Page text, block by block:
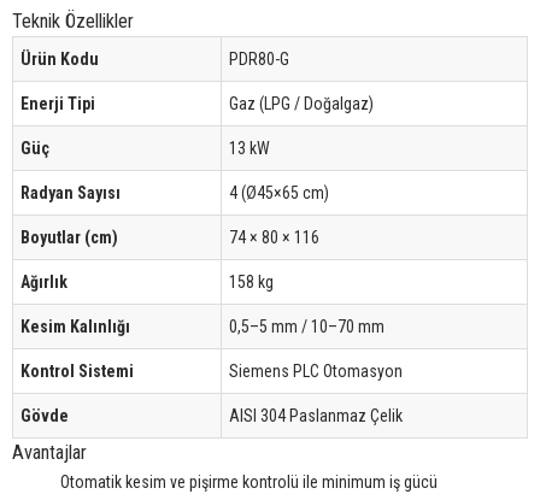
Teknik Özellikler
Ürün Kodu PDR80-G
Enerji Tipi Gaz (LPG / Doğalgaz)
Güç 13 kW
Radyan Sayısı 4 (Ø45×65 cm)
Boyutlar (cm) 74 × 80 × 116
Ağırlık 158 kg
Kesim Kalınlığı 0,5–5 mm / 10–70 mm
Kontrol Sistemi Siemens PLC Otomasyon
Gövde AISI 304 Paslanmaz Çelik
Avantajlar
Otomatik kesim ve pişirme kontrolü ile minimum iş gücü